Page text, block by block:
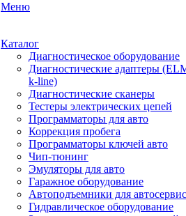
Меню
Каталог
Диагностическое оборудование
Диагностические адаптеры
k-line)
Диагностические сканеры
Тестеры электрических цепей
Программаторы для авто
Коррекция пробега
Программаторы ключей авто
Чип-тюнинг
Эмуляторы для авто
Гаражное оборудование
Автоподъемники для
Гидравлическое оборудование